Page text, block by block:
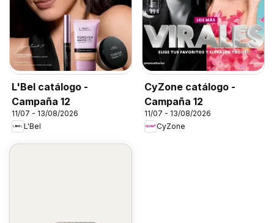
L'Bel catálogo -
Campaña 12
11/07 - 13/08/2026
L'Bel
CyZone catálogo -
Campaña 12
11/07 - 13/08/2026
CyZone